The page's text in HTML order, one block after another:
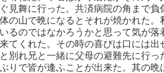
見舞に行った。共済病院の角まで
の山で晩になるとそれが焼かれた
るのではなかろうかと思って気が
てくれた。その時の喜びは口には
別れ兄と一緒に父母の避難先に行
りで皆が逢ふことが出来た。其の